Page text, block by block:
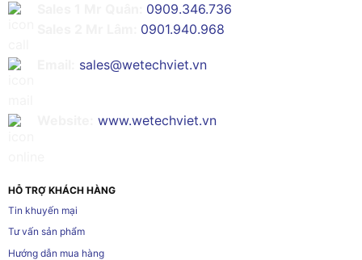
0909.346.736
0901.940.968
sales@wetechviet.vn
www.wetechviet.vn
HỖ TRỢ KHÁCH HÀNG
Tin khuyến mại
Tư vấn sản phẩm
Hướng dẫn mua hàng